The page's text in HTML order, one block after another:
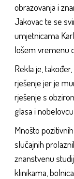
obrazovanja i
Jakovac te se
umjetnicama
lošem vremenu
Rekla je,
rješenje jer je
rješenje s
glasa i
Mnošto
slučajnih
znanstvenu
klinikama,